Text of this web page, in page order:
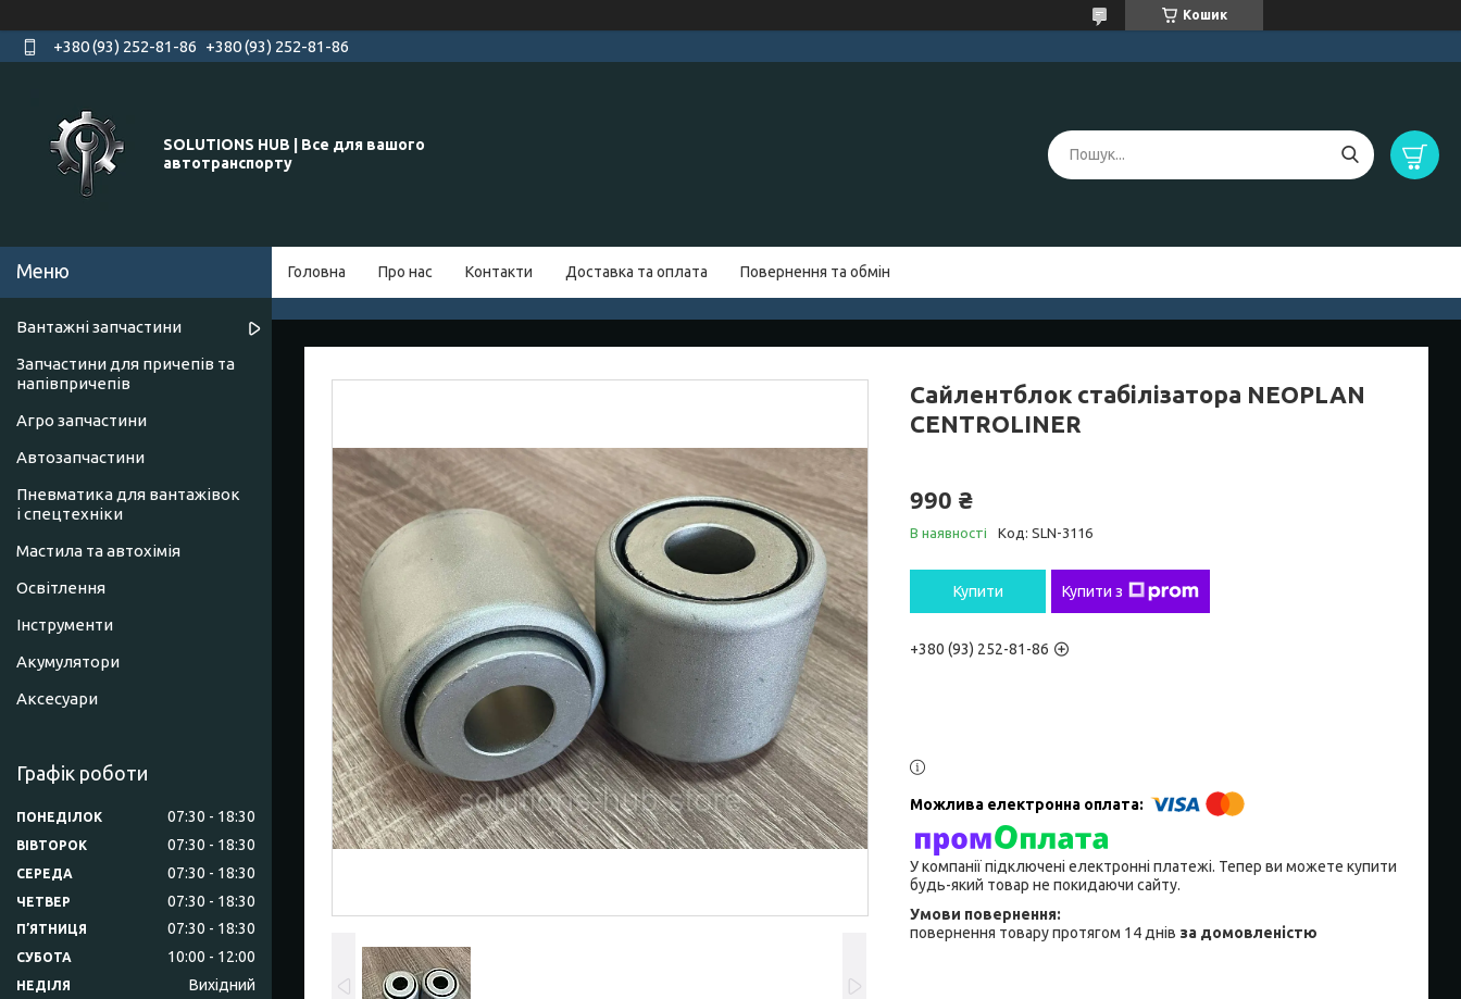
Кошик
+380 (93) 252-81-86 +380 (93) 252-81-86
SOLUTIONS HUB | Все для вашого
автотранспорту
Головна Про нас Контакти Доставка та оплата Повернення та обмін
Сайлентблок стабілізатора NEOPLAN
CENTROLINER
990 ₴
В наявності Код: SLN-3116
Купити Купити з
+380 (93) 252-81-86
У компанії підключені електронні платежі. Тепер ви можете купити
будь-який товар не покидаючи сайту.
повернення товару протягом 14 днів за домовленістю
Вантажні запчастини
Запчастини для причепів та
напівпричепів
Агро запчастини
Автозапчастини
Пневматика для вантажівок
і спецтехніки
Мастила та автохімія
Освітлення
Інструменти
Акумулятори
Аксесуари
Графік роботи
ПОНЕДІЛОК 07:30 18:30
ВІВТОРОК 07:30 18:30
СЕРЕДА 07:30 18:30
ЧЕТВЕР 07:30 18:30
ПʼЯТНИЦЯ 07:30 18:30
СУБОТА 10:00 12:00
НЕДІЛЯ Вихідний